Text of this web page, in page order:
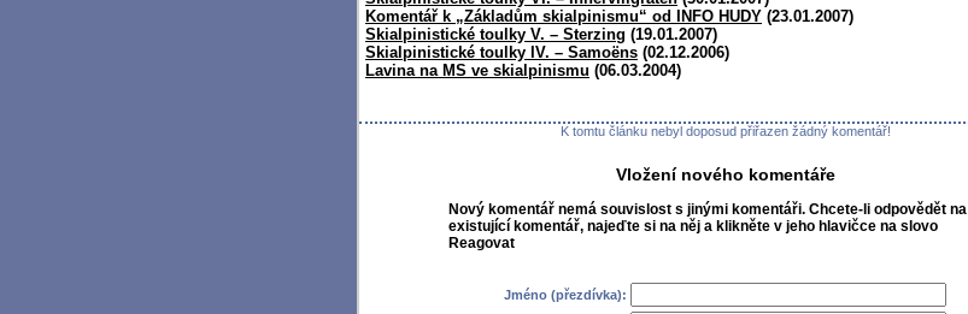
Komentář k „Základům skialpinismu“ od INFO HUDY (23.01.2007)
Skialpinistické toulky V. – Sterzing (19.01.2007)
Skialpinistické toulky IV. – Samoëns (02.12.2006)
Lavina na MS ve skialpinismu (06.03.2004)
K tomtu článku nebyl doposud přiřazen žádný komentář!
Vložení nového komentáře
Nový komentář nemá souvislost s jinými komentáři. Chcete-li odpovědět na
existující komentář, najeďte si na něj a klikněte v jeho hlavičce na slovo
Reagovat
Jméno (přezdívka):